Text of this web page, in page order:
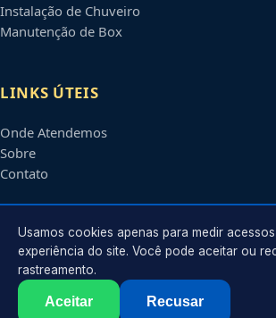
Instalação de Chuveiro
Manutenção de Box
LINKS ÚTEIS
Onde Atendemos
Sobre
Contato
CONTATO
Atendimento em
contato@encanadorembarueri.com.br
Usamos cookies apenas para medir
experiência do site. Você pode aceitar ou
rastreamento.
Aceitar Recusar